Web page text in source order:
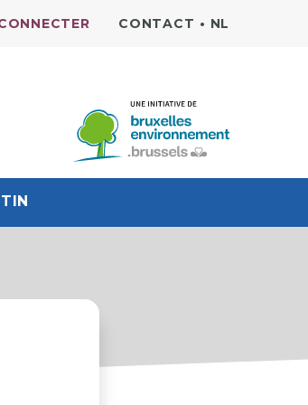
CONTACT • NL